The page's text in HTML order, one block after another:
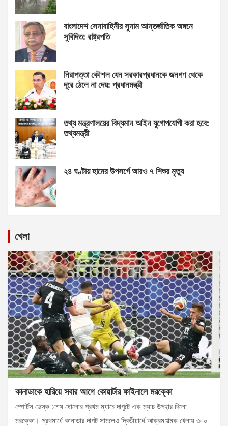
বাংলাদেশ সেনাবাহিনীর সুনাম আন্তর্জাতিক অঙ্গনে
সুবিদিত: রাষ্ট্রপতি
নিরাপত্তা কৌশল যেন সরকারপ্রধানকে জনগণ থেকে
দূরে ঠেলে না দেয়: প্রধানমন্ত্রী
তথ্য মন্ত্রণালয়ের বিদ্যমান আইন যুগোপযোগী করা হবে:
তথ্যমন্ত্রী
২৪ ঘণ্টায় হামের উপসর্গে আরও ৭ শিশুর মৃত্যু
খেলা
কানাডাকে হারিয়ে সবার আগে কোয়ার্টার ফাইনালে মরক্কো
স্পোর্টস ডেস্ক :শেষ ষোলোর প্রথম ম্যাচে দাপুটে এক ম্যাচ উপহার দিলো
মরক্কো। প্রথমার্ধে কানাডার দাপট সামলেও দ্বিতীয়ার্ধে আক্রমণাত্মক খেলায় ৩-০